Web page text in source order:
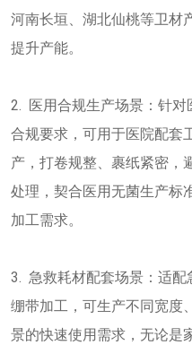
河南长垣、湖北仙桃等卫材
提升产能。
2. 医用合规生产场景：针对
合规要求，可用于医院配套
产，打卷规整、裹纸紧密，
处理，契合医用无菌生产标
加工需求。
3. 急救耗材配套场景：适
绷带加工，可生产不同宽度
景的快速使用需求，无论是